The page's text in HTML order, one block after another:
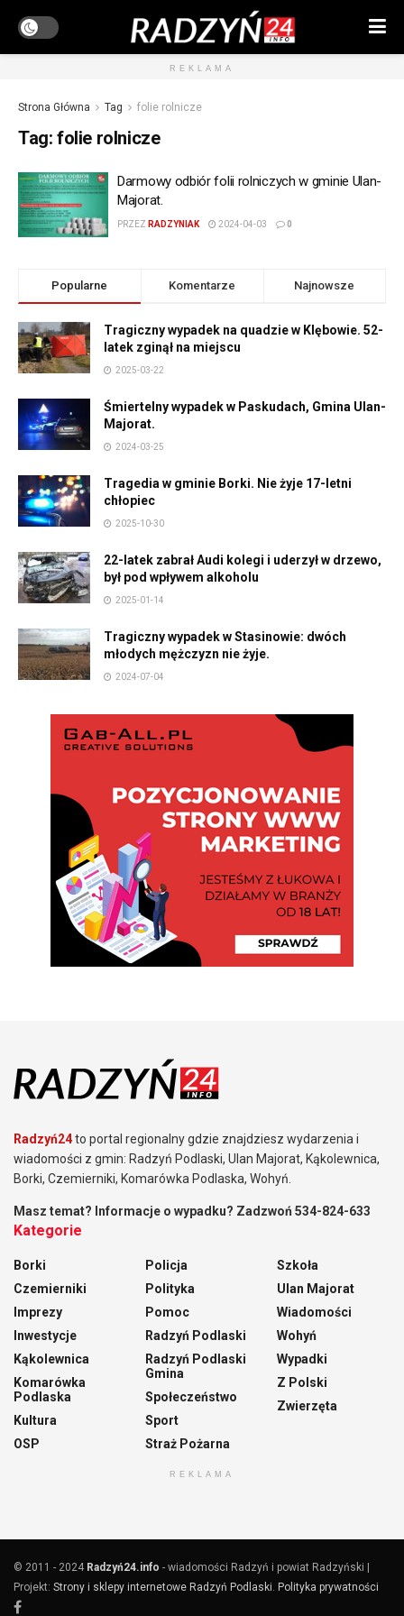
REKLAMA
Strona Główna Tag folie rolnicze
Tag: folie rolnicze
Darmowy odbiór folii rolniczych w gminie Ulan-
Majorat.
PRZEZ RADZYNIAK 2024-04-03 0
Popularne Komentarze Najnowsze
Tragiczny wypadek na quadzie w Klębowie. 52-
latek zginął na miejscu
2025-03-22
Śmiertelny wypadek w Paskudach, Gmina Ulan-
Majorat.
2024-03-25
Tragedia w gminie Borki. Nie żyje 17-letni
chłopiec
2025-10-30
22-latek zabrał Audi kolegi i uderzył w drzewo,
był pod wpływem alkoholu
2025-01-14
Tragiczny wypadek w Stasinowie: dwóch
młodych mężczyzn nie żyje.
2024-07-04
Radzyń24to portal regionalny gdzie znajdziesz wydarzenia i
wiadomości z gmin: Radzyń Podlaski, Ulan Majorat, Kąkolewnica,
Borki, Czemierniki, Komarówka Podlaska, Wohyń.
Masz temat? Informacje o wypadku? Zadzwoń 534-824-633
Kategorie
Borki
Czemierniki
Imprezy
Inwestycje
Kąkolewnica
Komarówka
Podlaska
Kultura
OSP
Policja
Polityka
Pomoc
Radzyń Podlaski
Radzyń Podlaski
Gmina
Społeczeństwo
Sport
Straż Pożarna
Szkoła
Ulan Majorat
Wiadomości
Wohyń
Wypadki
Z Polski
Zwierzęta
REKLAMA
© 2011 - 2024 Radzyń24.info - wiadomości Radzyń i powiat Radzyński |
Projekt: Strony i sklepy internetowe Radzyń Podlaski Polityka prywatności